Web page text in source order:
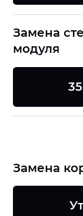
Замена
модуля
Замена